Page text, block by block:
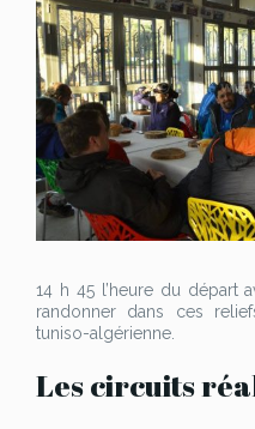
14 h 45 l’heure du départ
randonner dans ces
tuniso-algérienne.
Les circuits